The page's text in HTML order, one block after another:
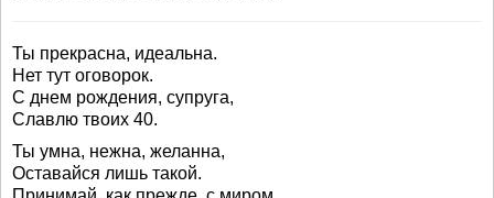
Ты прекрасна, идеальна.
Нет тут оговорок.
С днем рождения, супруга,
Славлю твоих 40.
Ты умна, нежна, желанна,
Оставайся лишь такой.